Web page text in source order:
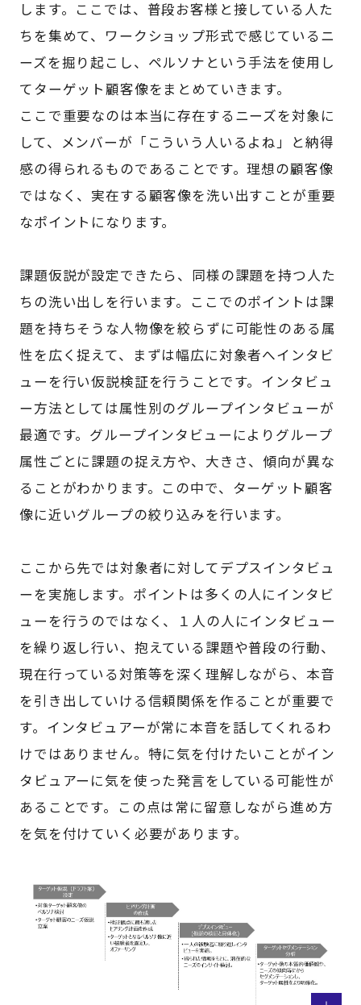
します。ここでは、普段お客様と接している人た
ちを集めて、ワークショップ形式で感じているニ
ーズを掘り起こし、ペルソナという手法を使用し
てターゲット顧客像をまとめていきます。
ここで重要なのは本当に存在するニーズを対象に
して、メンバーが「こういう人いるよね」と納得
感の得られるものであることです。理想の顧客像
ではなく、実在する顧客像を洗い出すことが重要
なポイントになります。
課題仮説が設定できたら、同様の課題を持つ人た
ちの洗い出しを行います。ここでのポイントは課
題を持ちそうな人物像を絞らずに可能性のある属
性を広く捉えて、まずは幅広に対象者へインタビ
ューを行い仮説検証を行うことです。インタビュ
ー方法としては属性別のグループインタビューが
最適です。グループインタビューによりグループ
属性ごとに課題の捉え方や、大きさ、傾向が異な
ることがわかります。この中で、ターゲット顧客
像に近いグループの絞り込みを行います。
ここから先では対象者に対してデプスインタビュ
ーを実施します。ポイントは多くの人にインタビ
ューを行うのではなく、１人の人にインタビュー
を繰り返し行い、抱えている課題や普段の行動、
現在行っている対策等を深く理解しながら、本音
を引き出していける信頼関係を作ることが重要で
す。インタビュアーが常に本音を話してくれるわ
けではありません。特に気を付けたいことがイン
タビュアーに気を使った発言をしている可能性が
あることです。この点は常に留意しながら進め方
を気を付けていく必要があります。